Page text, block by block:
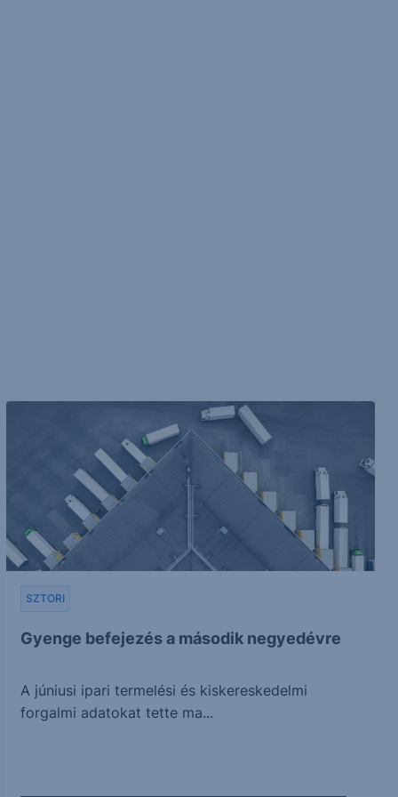
Gyenge befejezés a második negyedévre
SZTORI
A júniusi ipari termelési és kiskereskedelmi
forgalmi adatokat tette ma...